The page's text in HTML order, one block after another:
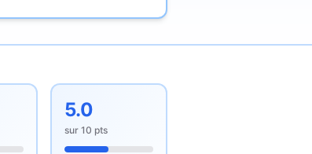
5.0
sur 10 pts